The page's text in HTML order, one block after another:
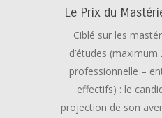
Le Prix du
Ciblé sur les
d’études (maximum
professionnelle –
effectifs) : le
projection de son